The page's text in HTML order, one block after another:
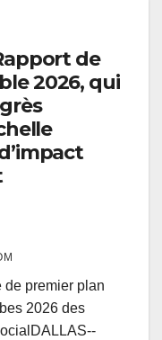
de
2026, qui
de premier plan
2026 des